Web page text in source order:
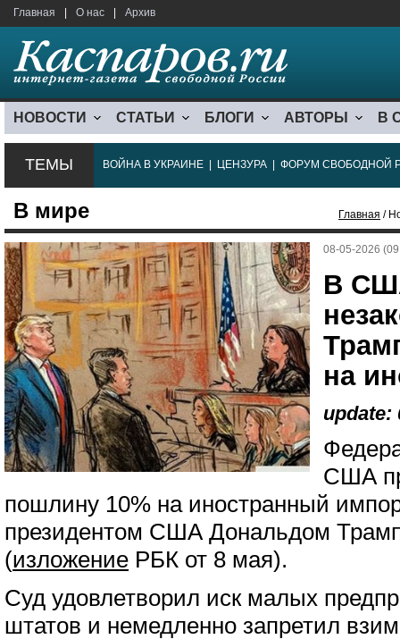
Главная О нас Архив
НОВОСТИ СТАТЬИ БЛОГИ АВТОРЫ В
ТЕМЫ ВОЙНА В УКРАИНЕ ЦЕНЗУРА ФОРУМ СВОБОДНОЙ
В мире Главная /
08-05-2026
В
на
update:
США
пошлину 10% на иностранный
президентом США Дональдом
(изложение РБК от 8 мая).
Суд удовлетворил иск малых
штатов и немедленно запретил